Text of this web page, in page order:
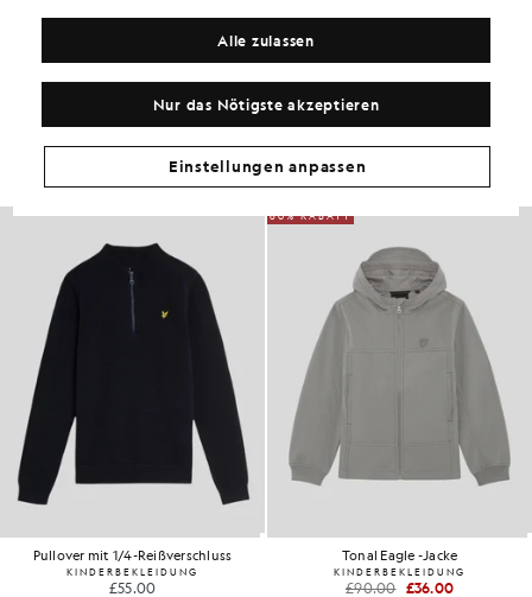
ZUSAMMENSETZUNG & PFLEGE
So sieht der Look aus
die Ihre Garderobe aufwerten.
Pullover mit 1/4-Reißverschluss
KINDERBEKLEIDUNG
£55.00
60% RABATT
Tonal Eagle -Jacke
KINDERBEKLEIDUNG
£90.00 £36.00
Nur das Nötigste akzeptieren
Alle zulassen
Einstellungen anpassen